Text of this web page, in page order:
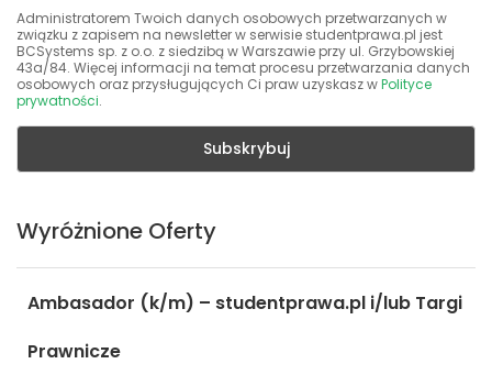
Administratorem Twoich danych osobowych przetwarzanych w
związku z zapisem na newsletter w serwisie studentprawa.pl jest
BCSystems sp. z o.o. z siedzibą w Warszawie przy ul. Grzybowskiej
43a/84. Więcej informacji na temat procesu przetwarzania danych
osobowych oraz przysługujących Ci praw uzyskasz wPolityce
prywatności.
Wyróżnione Oferty
Ambasador (k/m) – studentprawa.pl i/lub Targi
Prawnicze